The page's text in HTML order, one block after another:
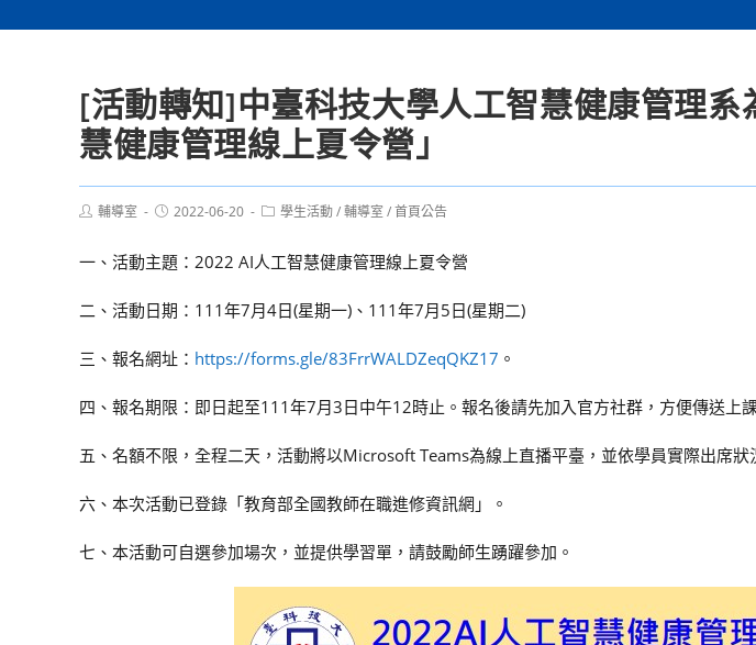
[活動轉知]中臺科技大學人工智慧健康管理
慧健康管理線上夏令營」
Post輔導室
Post2022-06-20
Post學生活動/輔導室 /首頁公告
一、活動主題：2022 AI人工智慧健康管理線上夏令營
二、活動日期：111年7月4日(星期一)、111年7月5日(星期二)
三、報名網址： https://forms.gle/83FrrWALDZeqQKZ17 。
四、報名期限：即日起至111年7月3日中午12時止。報名後請先加入官方社群，方便傳送上
五、名額不限，全程二天，活動將以Microsoft Teams為線上直播平臺，並依學員實際出席狀
六、本次活動已登錄「教育部全國教師在職進修資訊網」。
七、本活動可自選參加場次，並提供學習單，請鼓勵師生踴躍參加。